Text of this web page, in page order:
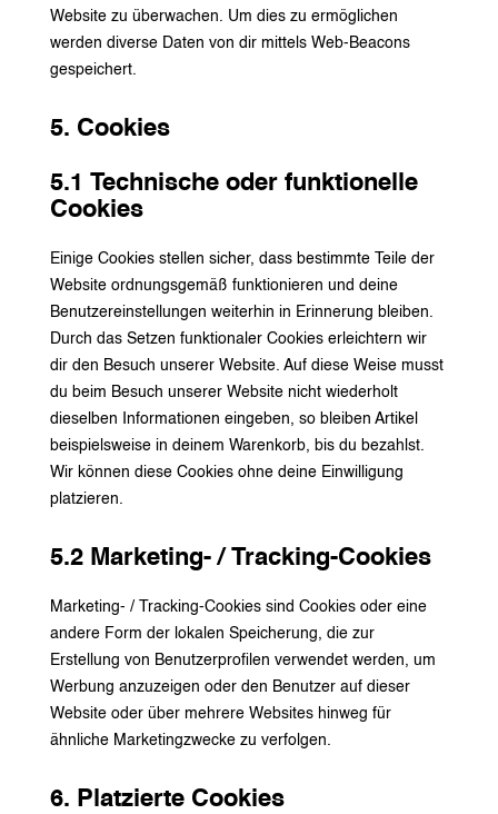
Website zu überwachen. Um dies zu ermöglichen
werden diverse Daten von dir mittels Web-Beacons
gespeichert.
5. Cookies
5.1 Technische oder funktionelle
Cookies
Einige Cookies stellen sicher, dass bestimmte Teile der
Website ordnungsgemäß funktionieren und deine
Benutzereinstellungen weiterhin in Erinnerung bleiben.
Durch das Setzen funktionaler Cookies erleichtern wir
dir den Besuch unserer Website. Auf diese Weise musst
du beim Besuch unserer Website nicht wiederholt
dieselben Informationen eingeben, so bleiben Artikel
beispielsweise in deinem Warenkorb, bis du bezahlst.
Wir können diese Cookies ohne deine Einwilligung
platzieren.
5.2 Marketing- / Tracking-Cookies
Marketing- / Tracking-Cookies sind Cookies oder eine
andere Form der lokalen Speicherung, die zur
Erstellung von Benutzerprofilen verwendet werden, um
Werbung anzuzeigen oder den Benutzer auf dieser
Website oder über mehrere Websites hinweg für
ähnliche Marketingzwecke zu verfolgen.
6. Platzierte Cookies